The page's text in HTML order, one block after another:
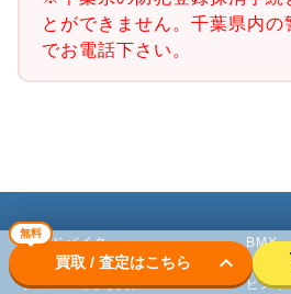
とができません。千葉県内の
でお電話下さい。
無料
買取 / 査定はこちら keyboard_arrow_down
ロードバイク
クロスバイク買取
BMX
ピス